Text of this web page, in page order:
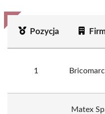
Pozycja
1
Matex